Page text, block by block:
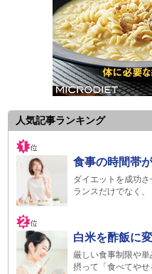
人気記事ランキング
食事の時間帯
ダイエットを成功
ランスだけでなく、
白米を酢飯に
厳しい食事制限や
摂って「食べてやせ